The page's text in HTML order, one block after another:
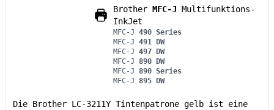
Brother MFC-J Multifunktions-
InkJet
MFC-J 490 Series
MFC-J 491 DW
MFC-J 497 DW
MFC-J 890 DW
MFC-J 890 Series
MFC-J 895 DW
Die Brother LC-3211Y Tintenpatrone gelb ist eine